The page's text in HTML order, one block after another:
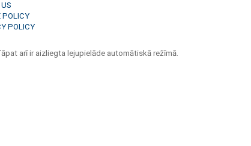
POLICY
POLICY
arī ir aizliegta lejupielāde automātiskā režīmā.